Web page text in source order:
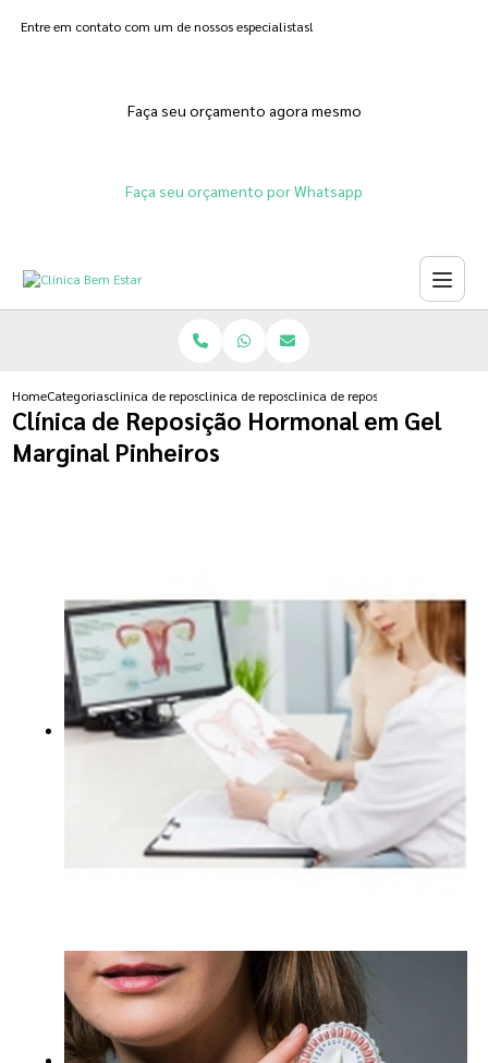
Entre em contato com um de nossos especialistas!
Faça seu orçamento agora mesmo
Faça seu orçamento por Whatsapp
HomeCategoriasclinica de reposicao hormonalclinica de reposicao hormonal que emagrece
clinica de reposicao hormonal
Clínica de Reposição Hormonal em Gel
Marginal Pinheiros